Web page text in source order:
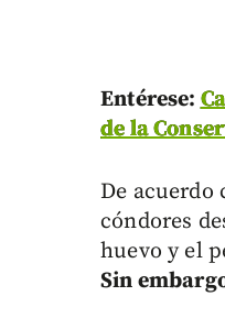
Entérese:
de la
De acuerdo
cóndores
huevo y el
Sin